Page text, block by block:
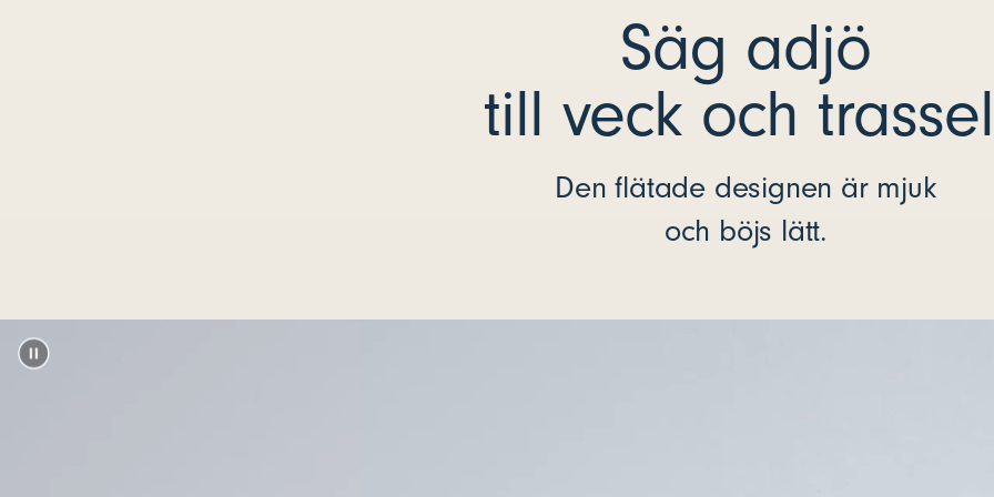
Säg adjö
till veck och
Den flätade designen är mjuk
och böjs lätt.